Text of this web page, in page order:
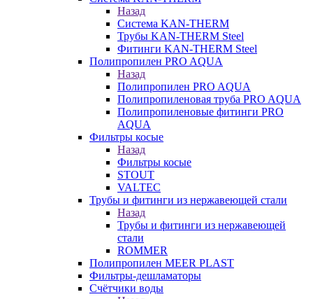
Назад
Система KAN-THERM
Трубы KAN-THERM Steel
Фитинги KAN-THERM Steel
Полипропилен PRO AQUA
Назад
Полипропилен PRO AQUA
Полипропиленовая труба PRO AQUA
Полипропиленовые фитинги PRO
AQUA
Фильтры косые
Назад
Фильтры косые
STOUT
VALTEC
Трубы и фитинги из нержавеющей стали
Назад
Трубы и фитинги из нержавеющей
стали
ROMMER
Полипропилен MEER PLAST
Фильтры-дешламаторы
Счётчики воды